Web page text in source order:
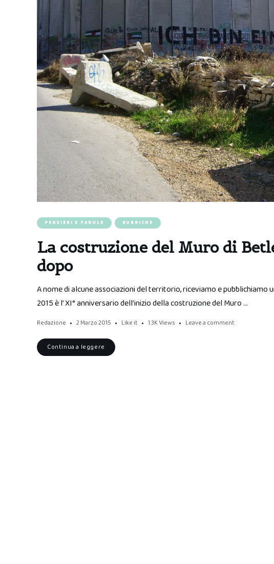
PENSIERI E PAROLE RUBRICHE
La costruzione del Muro di
dopo
A nome di alcune associazioni del territorio, riceviamo e
2015 è l’ XI° anniversario dell’inizio della costruzione del Muro …
Redazione 2 Marzo 2015 Like it 1.3K Views Leave a comment
Continua a leggere